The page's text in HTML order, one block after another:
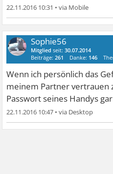
22.11.2016 10:31 •
Sophie56
Mitglied seit:30.07.2014
Beiträge:261 Danke: 146
Wenn ich persönlich das
meinem Partner vertrauen
Passwort seines Handys
22.11.2016 10:47 •